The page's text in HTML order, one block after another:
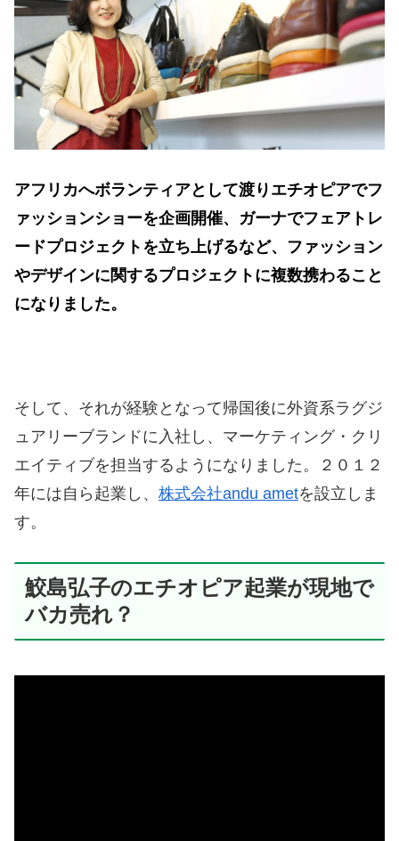
アフリカへボランティアとして渡りエチオピアでフ
ァッションショーを企画開催、ガーナでフェアトレ
ードプロジェクトを立ち上げるなど、ファッション
やデザインに関するプロジェクトに複数携わること
になりました。
そして、それが経験となって帰国後に外資系ラグジ
ュアリーブランドに入社し、マーケティング・クリ
エイティブを担当するようになりました。
２０１２
年には自ら起業し、 株式会社andu ametを設立しま
す。
鮫島弘子のエチオピア起業が現地で
バカ売れ？